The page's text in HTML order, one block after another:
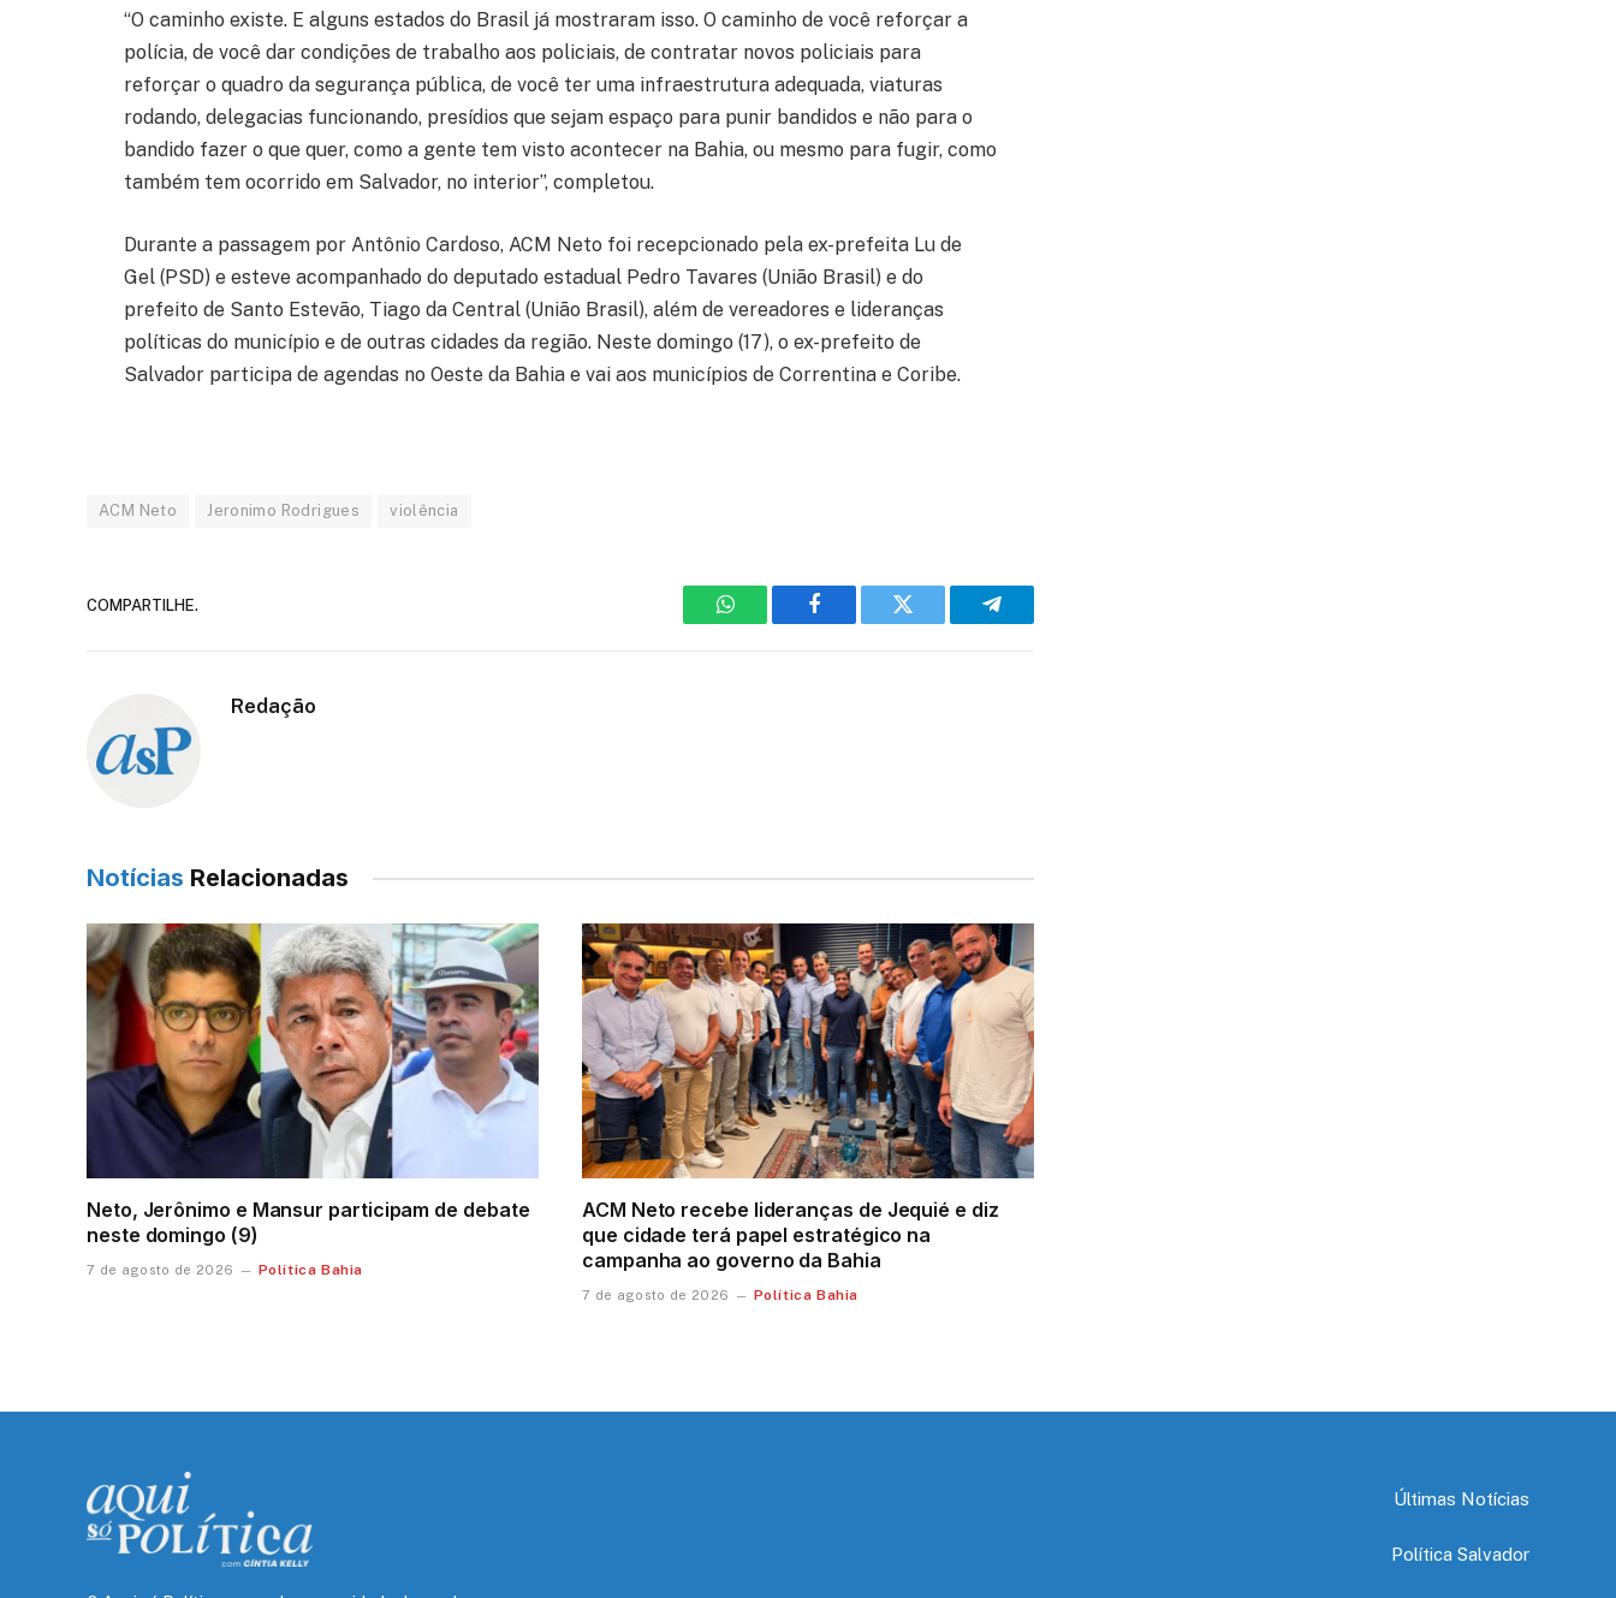
“O caminho existe. E alguns estados do Brasil já mostraram isso. O caminho de você reforçar a
polícia, de você dar condições de trabalho aos policiais, de contratar novos policiais para
reforçar o quadro da segurança pública, de você ter uma infraestrutura adequada, viaturas
rodando, delegacias funcionando, presídios que sejam espaço para punir bandidos e não para o
bandido fazer o que quer, como a gente tem visto acontecer na Bahia, ou mesmo para fugir, como
também tem ocorrido em Salvador, no interior”, completou.
Durante a passagem por Antônio Cardoso, ACM Neto foi recepcionado pela ex-prefeita Lu de
Gel (PSD) e esteve acompanhado do deputado estadual Pedro Tavares (União Brasil) e do
prefeito de Santo Estevão, Tiago da Central (União Brasil), além de vereadores e lideranças
políticas do município e de outras cidades da região. Neste domingo (17), o ex-prefeito de
Salvador participa de agendas no Oeste da Bahia e vai aos municípios de Correntina e Coribe.
ACM Neto Jeronimo Rodrigues violência
COMPARTILHE.
WhatsAppFacebook Twitter Telegram
Redação
Notícias Relacionadas
Neto, Jerônimo e Mansur participam de debate
neste domingo (9)
7 de agosto de 2026 Política Bahia
ACM Neto recebe lideranças de Jequié e diz
que cidade terá papel estratégico na
campanha ao governo da Bahia
7 de agosto de 2026 Política Bahia
Últimas Notícias
Política Salvador